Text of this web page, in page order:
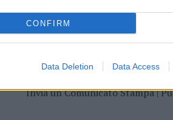
CONFIRM
Data Deletion Data Access
Prossimo articolo
Invia un Comunicato Stampa|